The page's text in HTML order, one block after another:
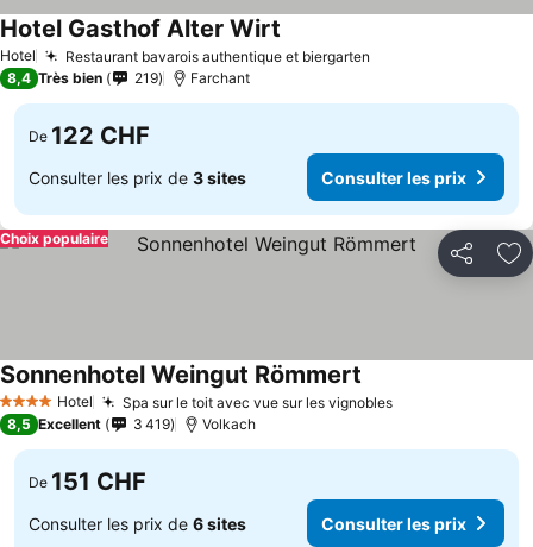
Hotel Restaurant bavarois authentique et biergarten
Hotel Gasthof Alter Wirt
8,4 Très bien 219 Farchant
De 122 CHF
Consulter les prix de 3 sites Consulter les prix
Partager
Choix populaire
4 Étoiles Hotel Spa sur le toit avec vue sur les vignoblesConsulter les
Sonnenhotel Weingut Römmert
8,5 Excellent 3 419 Volkach
De 151 CHF
Consulter les prix de 6 sites Consulter les prix